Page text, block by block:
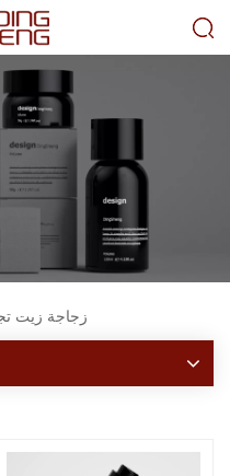
زجاجة زيت